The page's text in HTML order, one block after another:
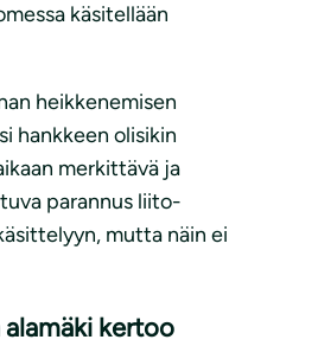
käsitellään
heikkenemisen
hankkeen olisikin
merkittävä ja
parannus liito-
mutta näin ei
kertoo